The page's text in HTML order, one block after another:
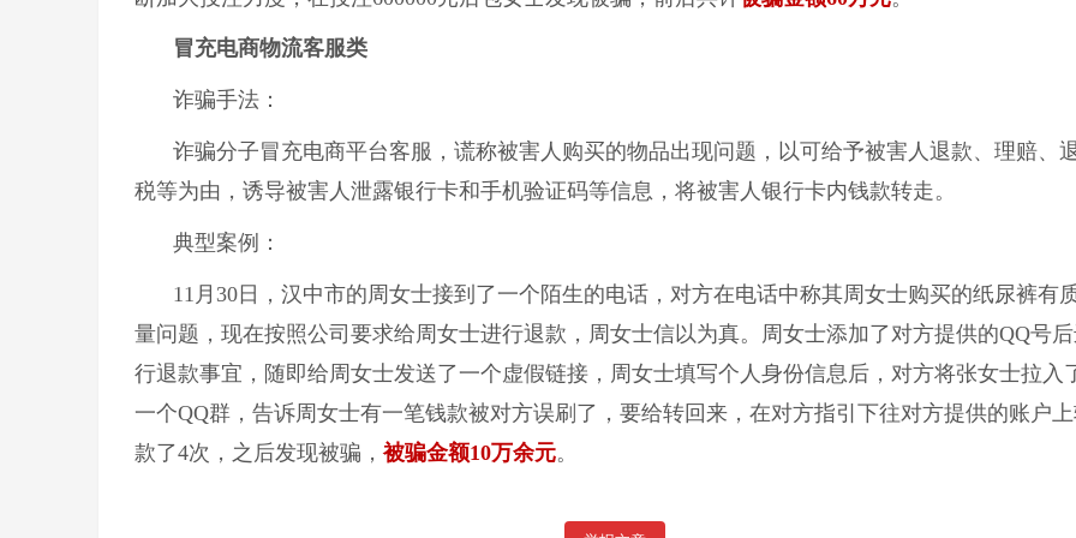
冒充电商物流客服类
诈骗手法：
诈骗分子冒充电商平台客服，谎称被害人购买的物品出现问题，以可给予被害人退款、理赔、
税等为由，诱导被害人泄露银行卡和手机验证码等信息，将被害人银行卡内钱款转走。
典型案例：
11月30日，汉中市的周女士接到了一个陌生的电话，对方在电话中称其周女士购买的纸尿裤有
量问题，现在按照公司要求给周女士进行退款，周女士信以为真。周女士添加了对方提供的QQ号
行退款事宜，随即给周女士发送了一个虚假链接，周女士填写个人身份信息后，对方将张女士拉入
一个QQ群，告诉周女士有一笔钱款被对方误刷了，要给转回来，在对方指引下往对方提供的账户
款了4次，之后发现被骗，被骗金额10万余元。